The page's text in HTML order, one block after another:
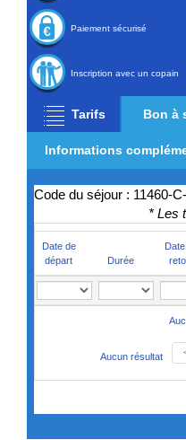
Paiement sécurisé
Inscription avec un copain
Tarifs Bon à
Informations
Code du séjour : 11460-
* Les
Date de
départ
Durée
Aucun résultat <